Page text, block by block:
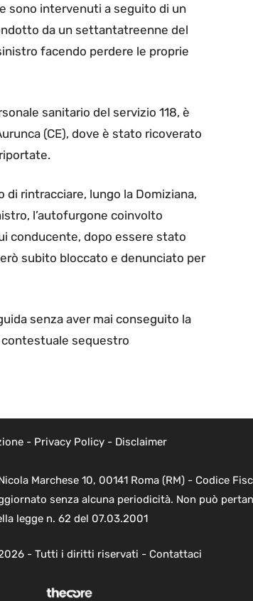
sono intervenuti a seguito di un
da un settantatreenne del
facendo perdere le proprie
sanitario del servizio 118, è
(CE), dove è stato ricoverato
rintracciare, lungo la Domiziana,
l’autofurgone coinvolto
conducente, dopo essere stato
subito bloccato e denunciato per
senza aver mai conseguito la
sequestro
- Privacy Policy- Disclaimer
Marchese 10, 00141 Roma (RM) - Codice
senza alcuna periodicità. Non può
legge n. 62 del 07.03.2001
- Tutti i diritti riservati - Contattaci